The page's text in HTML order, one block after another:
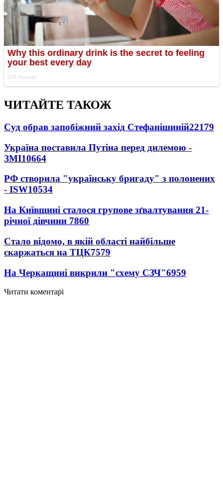
ЧИТАЙТЕ ТАКОЖ
Суд обрав запобіжний захід Стефанішиній22179
Україна поставила Путіна перед дилемою -
ЗМІ10664
РФ створила "українську бригаду" з полонених
- ISW10534
На Київщині сталося групове зґвалтування 21-
річної дівчини 7860
Стало відомо, в якій області найбільше
скаржаться на ТЦК7579
На Черкащині викрили "схему СЗЧ"6959
Читати коментарі